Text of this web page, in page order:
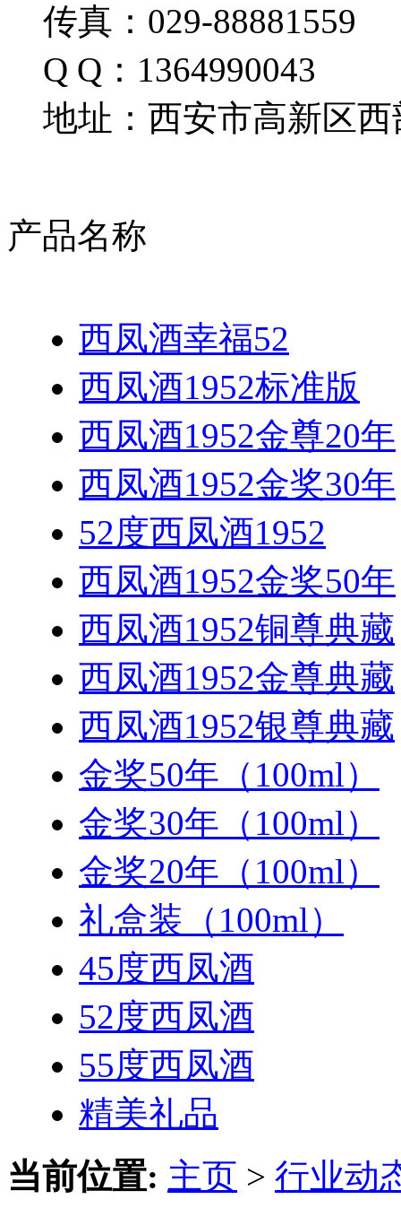
传真：029-88881559
Q Q：1364990043
地址：西安市高新区西
产品名称
西凤酒幸福52
西凤酒1952标准版
西凤酒1952金尊20年
西凤酒1952金奖30年
52度西凤酒1952
西凤酒1952金奖50年
西凤酒1952铜尊典藏
西凤酒1952金尊典藏
西凤酒1952银尊典藏
金奖50年（100ml）
金奖30年（100ml）
金奖20年（100ml）
礼盒装（100ml）
45度西凤酒
52度西凤酒
55度西凤酒
精美礼品
当前位置: 主页 > 行业动